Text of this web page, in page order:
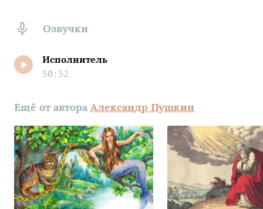
Озвучки
Исполнитель
50:52
Ещё от автора Александр Пушкин